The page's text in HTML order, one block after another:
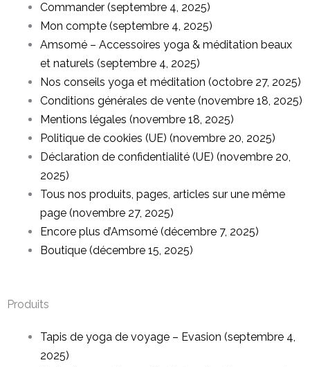
Commander (septembre 4, 2025)
Mon compte (septembre 4, 2025)
Amsomé – Accessoires yoga & méditation beaux
et naturels (septembre 4, 2025)
Nos conseils yoga et méditation (octobre 27, 2025)
Conditions générales de vente (novembre 18, 2025)
Mentions légales (novembre 18, 2025)
Politique de cookies (UE) (novembre 20, 2025)
Déclaration de confidentialité (UE) (novembre 20,
2025)
Tous nos produits, pages, articles sur une même
page (novembre 27, 2025)
Encore plus d’Amsomé (décembre 7, 2025)
Boutique (décembre 15, 2025)
Produits
Tapis de yoga de voyage – Evasion (septembre 4,
2025)